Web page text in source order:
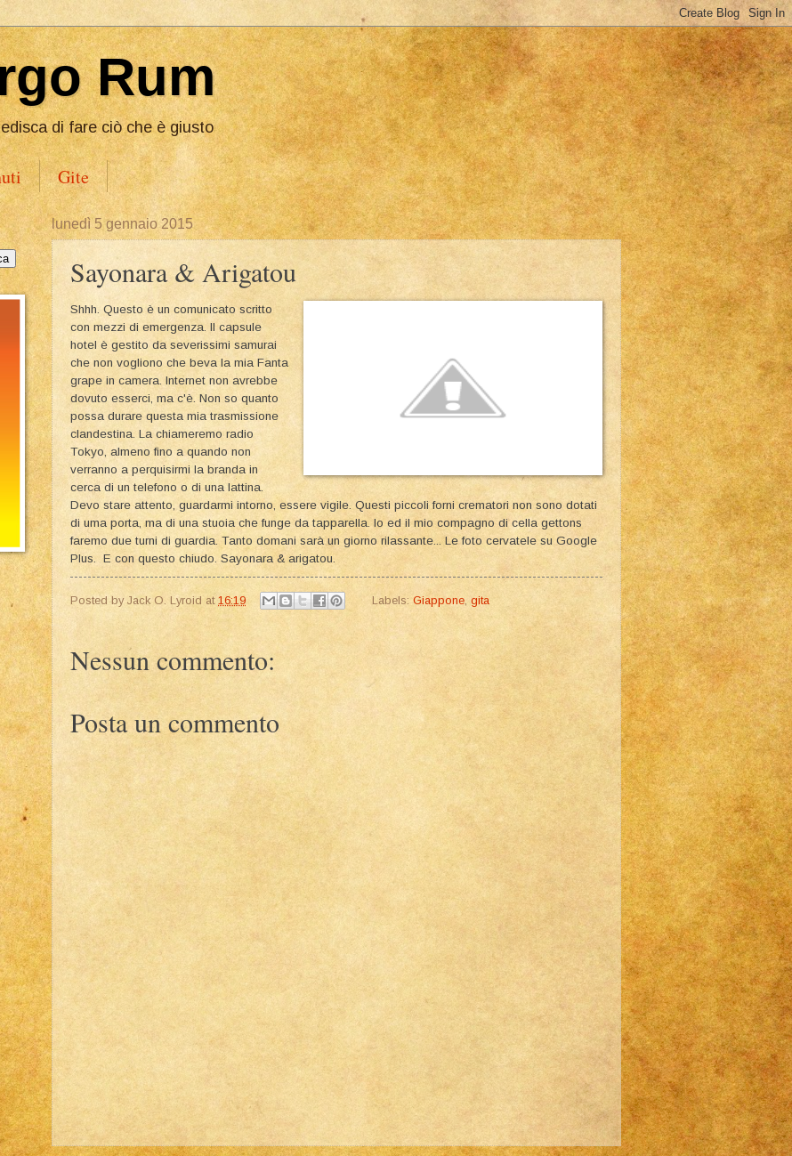
Rum
di fare ciò che è giusto
Gite
lunedì 5 gennaio 2015
Sayonara & Arigatou
Shhh. Questo è un comunicato scritto
con mezzi di emergenza. Il capsule
hotel è gestito da severissimi samurai
che non vogliono che beva la mia Fanta
grape in camera. Internet non avrebbe
dovuto esserci, ma c'è. Non so quanto
possa durare questa mia trasmissione
clandestina. La chiameremo radio
Tokyo, almeno fino a quando non
verranno a perquisirmi la branda in
cerca di un telefono o di una lattina.
Devo stare attento, guardarmi intorno, essere vigile. Questi piccoli forni crematori non sono dotati
di uma porta, ma di una stuoia che funge da tapparella. Io ed il mio compagno di cella gettons
faremo due turni di guardia. Tanto domani sarà un giorno rilassante... Le foto cervatele su Google
Plus. E con questo chiudo. Sayonara & arigatou.
Posted by Jack O. Lyroid at 16:19 Labels: Giappone, gita
Nessun commento:
Posta un commento